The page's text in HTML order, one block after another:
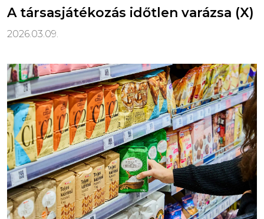
A társasjátékozás időtlen varázsa (X)
2026.03.09.